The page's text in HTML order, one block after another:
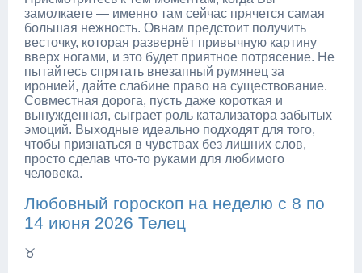
замолкаете — именно там сейчас прячется самая
большая нежность. Овнам предстоит получить
весточку, которая развернёт привычную картину
вверх ногами, и это будет приятное потрясение. Не
пытайтесь спрятать внезапный румянец за
иронией, дайте слабине право на существование.
Совместная дорога, пусть даже короткая и
вынужденная, сыграет роль катализатора забытых
эмоций. Выходные идеально подходят для того,
чтобы признаться в чувствах без лишних слов,
просто сделав что-то руками для любимого
человека.
Любовный гороскоп на неделю с 8 по
14 июня 2026 Телец
♉